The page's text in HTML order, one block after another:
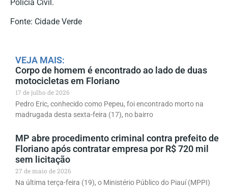
Polícia Civil.
Fonte: Cidade Verde
VEJA MAIS:
Corpo de homem é encontrado ao lado de duas
motocicletas em Floriano
17 de julho de 2026
Pedro Eric, conhecido como Pepeu, foi encontrado morto na
madrugada desta sexta-feira (17), no bairro
MP abre procedimento criminal contra prefeito de
Floriano após contratar empresa por R$ 720 mil
sem licitação
27 de maio de 2026
Na última terça-feira (19), o Ministério Público do Piauí (MPPI)